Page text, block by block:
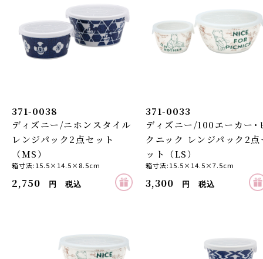
371-0038
ディズニー/ニホンスタイル
レンジパック2点セット
（MS）
箱寸法:15.5×14.5×8.5cm
2,750 円 税込
371-0033
ディズニー/100エーカー･
クニック レンジパック2点
ット（LS）
箱寸法:15.5×14.5×7.5cm
3,300 円 税込